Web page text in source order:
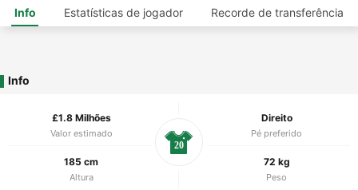
Info Estatísticas de jogador Recorde de transferência
Info
£1.8 Milhões
Valor estimado
Direito
Pé preferido
185 cm
Altura
72 kg
Peso
20